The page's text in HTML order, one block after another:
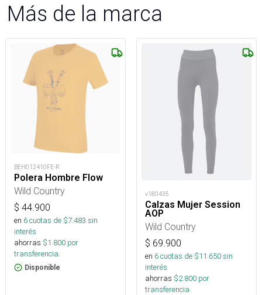
Más de la marca
BEH012410FE-R
Polera Hombre Flow
Wild Country
$ 44.900
en 6cuotas de $7.483 sin
interés
ahorras $1.800 por
transferencia.
Disponible
v180435
Calzas Mujer Session
AOP
Wild Country
$ 69.900
en 6cuotas de $11.650sin
interés
ahorras $2.800 por
transferencia.